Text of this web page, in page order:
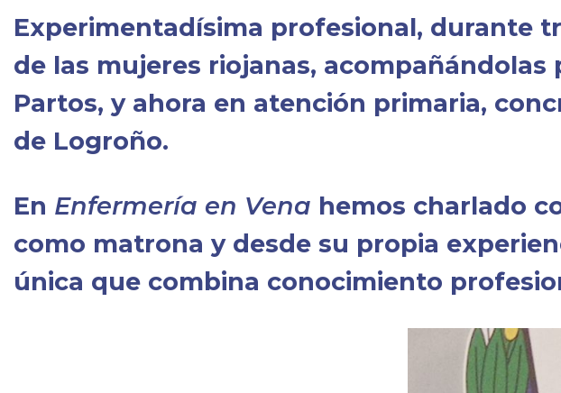
Experimentadísima profesional, durante
de las mujeres riojanas,
Partos, y ahora en atención primaria,
de Logroño.
En Enfermería en Vena hemos charlado
como matrona y desde su propia
única que combina conocimiento